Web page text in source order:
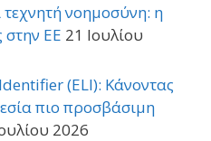
νοημοσύνη: η
στην ΕΕ 21 Ιουλίου
(ELI): Κάνοντας
πιο προσβάσιμη
2026